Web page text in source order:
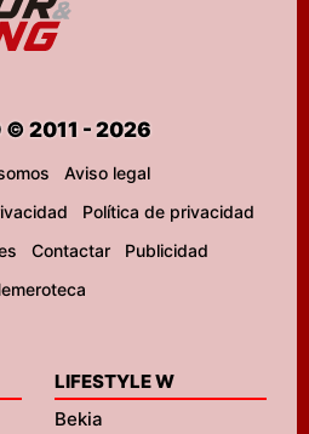
© 2011 - 2026
Aviso legal
Política de privacidad
Contactar
Publicidad
LIFESTYLE W
Bekia